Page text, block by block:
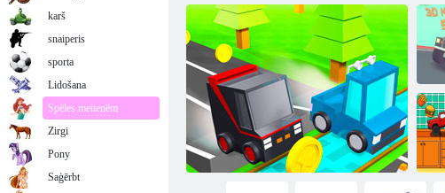
karš
snaiperis
sporta
Lidošana
Spēles meitenēm
Zirgi
Pony
Saģērbt